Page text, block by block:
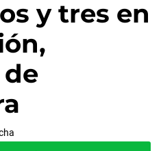
y tres en